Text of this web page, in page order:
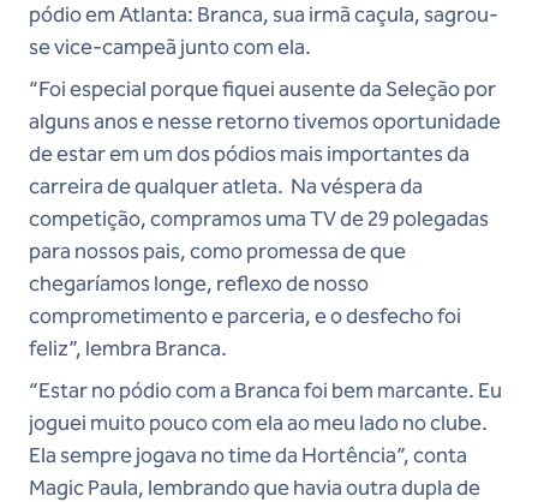
pódio em Atlanta: Branca, sua irmã caçula, sagrou-
se vice-campeã junto com ela.
“Foi especial porque fiquei ausente da Seleção por
alguns anos e nesse retorno tivemos oportunidade
de estar em um dos pódios mais importantes da
carreira de qualquer atleta. Na véspera da
competição, compramos uma TV de 29 polegadas
para nossos pais, como promessa de que
chegaríamos longe, reflexo de nosso
comprometimento e parceria, e o desfecho foi
feliz”, lembra Branca.
“Estar no pódio com a Branca foi bem marcante. Eu
joguei muito pouco com ela ao meu lado no clube.
Ela sempre jogava no time da Hortência”, conta
Magic Paula, lembrando que havia outra dupla de